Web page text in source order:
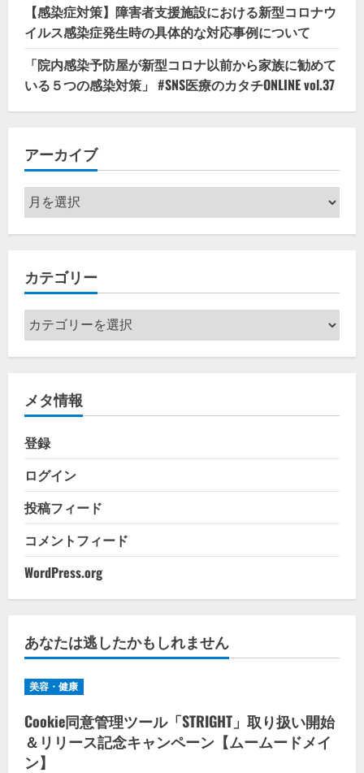
【感染症対策】障害者支援施設における新型コロナウ
イルス感染症発生時の具体的な対応事例について
「院内感染予防屋が新型コロナ以前から家族に勧めて
いる５つの感染対策」 #SNS医療のカタチONLINE vol.37
アーカイブ
ア
ー
カ
ブ
カテゴリー
カ
テ
ゴ
ー
メタ情報
登録
ログイン
投稿フィード
コメントフィード
WordPress.org
あなたは逃したかもしれません
美容・健康
Cookie同意管理ツール「STRIGHT」取り扱い開始
＆リリース記念キャンペーン【ムームードメイ
ン】